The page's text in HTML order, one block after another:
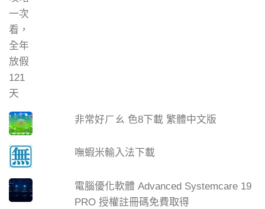
非常好ㄏㄠ 色8下載 繁體中文版
嘸蝦米輸入法下載
電腦優化軟體 Advanced Systemcare 19
PRO 授權註冊碼免費取得